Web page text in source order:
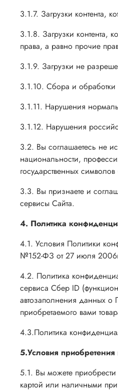
3.1.7. Загрузки контента,
3.1.8. Загрузки контента,
права, а равно прочие
3.1.9. Загрузки не
3.1.10. Сбора и
3.1.11. Нарушения
3.1.12. Нарушения
3.2. Вы соглашаетесь не
национальности,
государственных
3.3. Вы признаете и
сервисы Сайта.
4. Политика
4.1. Условия Политики
№152-ФЗ от 27 июля
4.2. Политика
сервиса Сбер ID
автозаполнения данных о
приобретаемого вами
4.3.Политика
5.Условия приобретения
5.1. Вы можете
картой или наличными